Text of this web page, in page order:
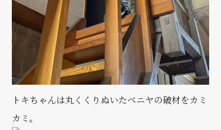
トキちゃんは丸くくりぬいたベニヤの破材をカミ
カミ。